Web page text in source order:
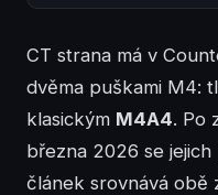
CT strana má v
dvěma puškami M4:
klasickým M4A4. Po
března 2026 se
článek srovnává obě